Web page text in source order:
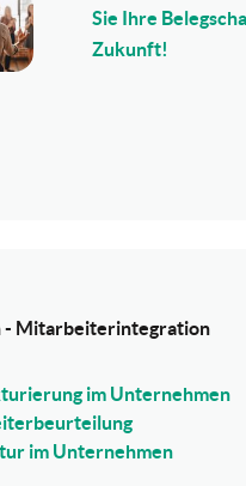
Sie Ihre
Zukunft!
- Mitarbeiterintegration
im Unternehmen
im Unternehmen